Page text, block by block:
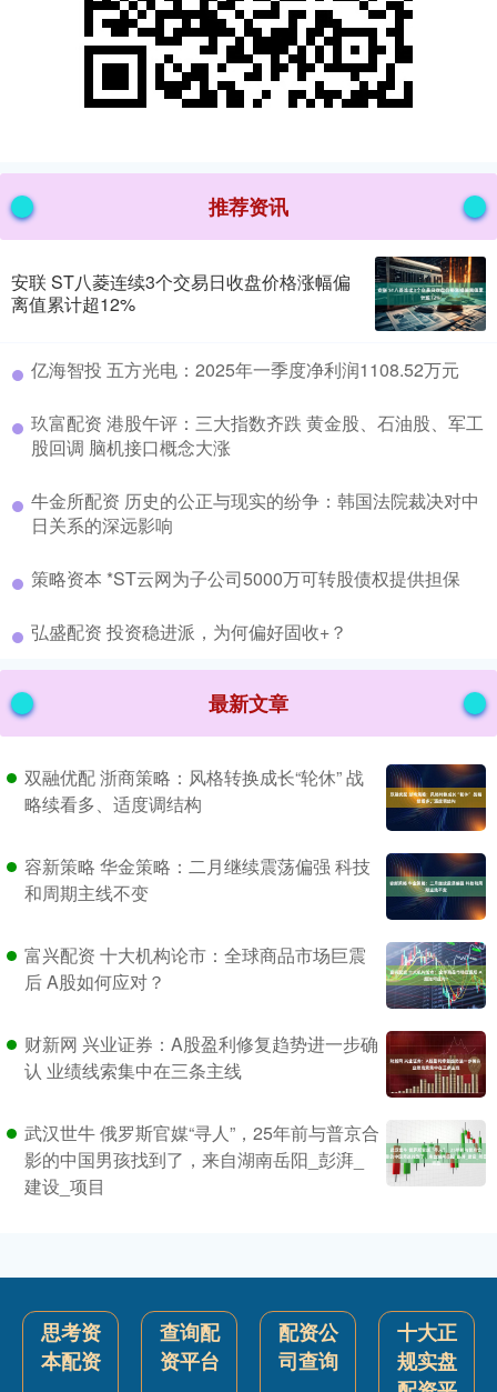
推荐资讯
安联 ST八菱连续3个交易日收盘价格涨幅偏
离值累计超12%
​亿海智投 五方光电：2025年一季度净利润1108.52万元
​玖富配资 港股午评：三大指数齐跌 黄金股、石油股、军工
股回调 脑机接口概念大涨
​牛金所配资 历史的公正与现实的纷争：韩国法院裁决对中
日关系的深远影响
​策略资本 *ST云网为子公司5000万可转股债权提供担保
​弘盛配资 投资稳进派，为何偏好固收+？
最新文章
双融优配 浙商策略：风格转换成长“轮休” 战
略续看多、适度调结构
容新策略 华金策略：二月继续震荡偏强 科技
和周期主线不变
富兴配资 十大机构论市：全球商品市场巨震
后 A股如何应对？
财新网 兴业证券：A股盈利修复趋势进一步确
认 业绩线索集中在三条主线
武汉世牛 俄罗斯官媒“寻人”，25年前与普京合
影的中国男孩找到了，来自湖南岳阳_彭湃_
建设_项目
思考资
本配资
查询配
资平台
配资公
司查询
十大正
规实盘